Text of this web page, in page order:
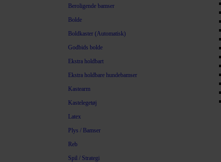
Beroligende bamser
Bolde
Boldkaster (Automatisk)
Godbids bolde
Ekstra holdbart
Ekstra holdbare hundebamser
Kastearm
Kastelegetøj
Latex
Plys / Bamser
Reb
Spil / Strategi